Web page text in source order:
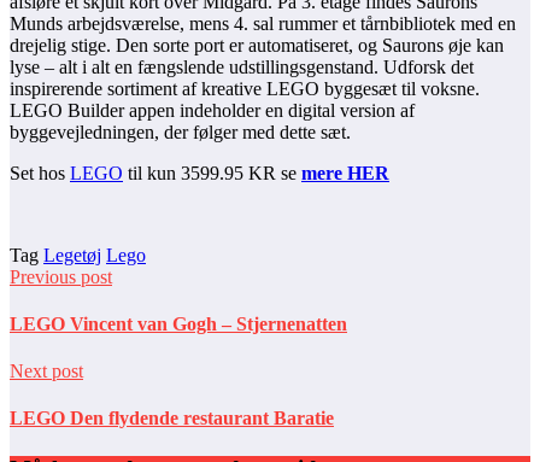
Munds arbejdsværelse, mens 4. sal rummer et tårnbibliotek med en
drejelig stige. Den sorte port er automatiseret, og Saurons øje kan
lyse – alt i alt en fængslende udstillingsgenstand. Udforsk det
inspirerende sortiment af kreative LEGO byggesæt til voksne.
LEGO Builder appen indeholder en digital version af
byggevejledningen, der følger med dette sæt.
Set hos LEGO til kun 3599.95 KR se mere HER
Tag Legetøj Lego
Previous post
LEGO Vincent van Gogh – Stjernenatten
Next post
LEGO Den flydende restaurant Baratie